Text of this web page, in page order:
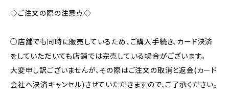
◇ご注文の際の注意点◇
○店舗でも同時に販売しているため、ご購入手続き、カード決済
をしていただいても店舗では完売している場合がございます。
大変申し訳ございませんが、その際はご注文の取消と返金(カード
会社へ決済キャンセル)させていただきますので、ご了承ください。